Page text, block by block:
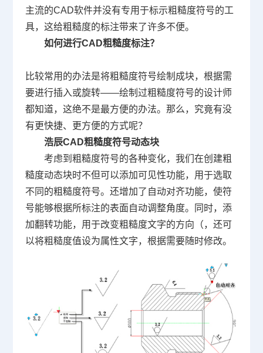
主流的CAD软件并没有专用于标示粗糙度符号的工
具，这给粗糙度的标注带来了许多不便。
如何进行CAD粗糙度标注？
比较常用的办法是将粗糙度符号绘制成块，根据需
要进行插入或旋转——绘制过粗糙度符号的设计师
都知道，这绝不是最方便的办法。那么，究竟有没
有更快捷、更方便的方式呢？
浩辰CAD粗糙度符号动态块
考虑到粗糙度符号的各种变化，我们在创建粗
糙度动态块时不但可以添加可见性功能，用于选取
不同的粗糙度符号。还增加了自动对齐功能，使符
号能够根据所标注的表面自动调整角度。同时，添
加翻转功能，用于改变粗糙度文字的方向（，还可
以将粗糙度值设为属性文字，根据需要随时修改。